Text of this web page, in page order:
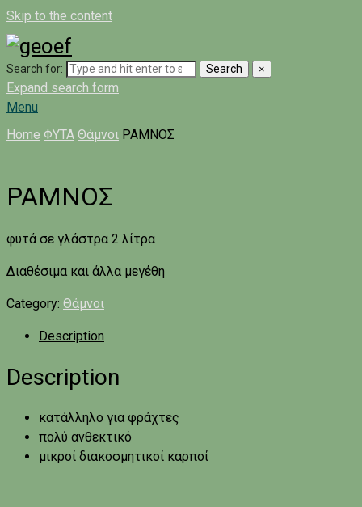
Skip to the content
Search for: Search ×
Expand search form
Menu
Home ΦΥΤΑ Θάμνοι ΡΑΜΝΟΣ
ΡΑΜΝΟΣ
φυτά σε γλάστρα 2 λίτρα
Διαθέσιμα και άλλα μεγέθη
Category: Θάμνοι
Description
Description
κατάλληλο για φράχτες
πολύ ανθεκτικό
μικροί διακοσμητικοί καρποί